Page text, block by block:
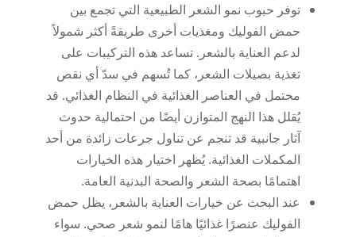
توفر حبوب نمو الشعر الطبيعية التي تجمع بين
حمض الفوليك ومغذيات أخرى طريقةً أكثر شمولاً
لدعم العناية بالشعر. تساعد هذه التركيبات على
تغذية بصيلات الشعر، كما تُسهم في سدّ أي نقص
محتمل في العناصر الغذائية في النظام الغذائي. قد
يُقلل هذا النهج المتوازن أيضًا من احتمالية حدوث
آثار جانبية قد تنجم عن تناول جرعات زائدة من أحد
المكملات الغذائية. يُظهر اختيار هذه الخيارات
اهتمامًا بصحة الشعر والصحة البدنية العامة.
عند البحث عن خيارات العناية بالشعر، يظل حمض
الفوليك عنصرًا غذائيًا هامًا لنمو شعر صحي. سواء